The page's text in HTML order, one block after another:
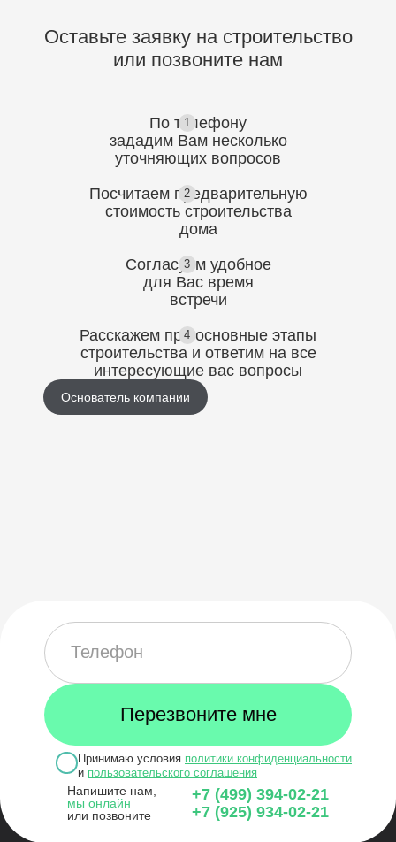
Оставьте заявку на строительство
или позвоните нам
1
По телефону
зададим Вам несколько
уточняющих вопросов
2
Посчитаем предварительную
стоимость строительства
дома
3
Согласуем удобное
для Вас время
встречи
4
Расскажем про основные этапы
строительства и ответим на все
интересующие вас вопросы
Основатель компании
Принимаю условия политики конфиденциальности
и пользовательского соглашения
Напишите нам,
мы онлайн
или позвоните
+7 (499) 394-02-21
+7 (925) 934-02-21